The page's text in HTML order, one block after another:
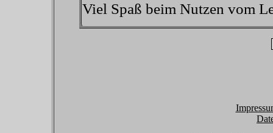
Viel Spaß beim Nutzen vom